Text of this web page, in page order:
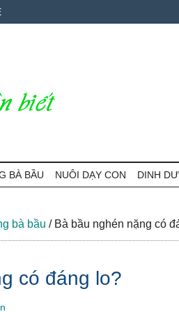
BÀ BẦU NUÔI DẠY CON DINH
bà bầu /Bà bầu nghén nặng có
có đáng lo?